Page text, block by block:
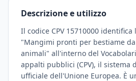
Descrizione e utilizzo
Il codice CPV 15710000 identifica
"Mangimi pronti per bestiame
animali" all'interno del
appalti pubblici (CPV), il sistema
ufficiale dell'Unione Europea. È